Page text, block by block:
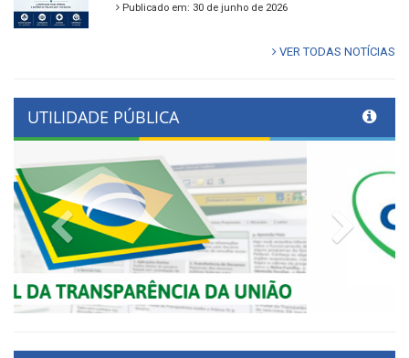
Publicado em: 30 de junho de 2026
VER TODAS NOTÍCIAS
UTILIDADE PÚBLICA
Previous Next